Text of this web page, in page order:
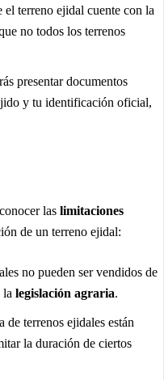
el terreno ejidal cuente con la
no todos los terrenos
presentar documentos
y tu identificación oficial,
las limitaciones
de un terreno ejidal:
no pueden ser vendidos de
la legislación agraria.
de terrenos ejidales están
la duración de ciertos